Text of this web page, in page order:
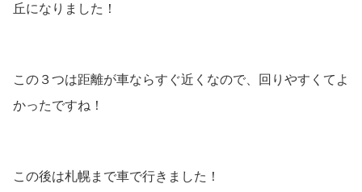
丘になりました！
この３つは距離が車ならすぐ近くなので、回りやすくてよ
かったですね！
この後は札幌まで車で行きました！